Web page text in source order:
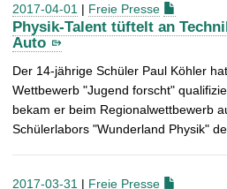
2017-04-01 | Freie Presse
Physik-Talent tüftelt an
Auto
Der 14-jährige Schüler Paul Köhler
Wettbewerb "Jugend forscht"
bekam er beim Regionalwettbewerb
Schülerlabors "Wunderland Physik"
2017-03-31 | Freie Presse